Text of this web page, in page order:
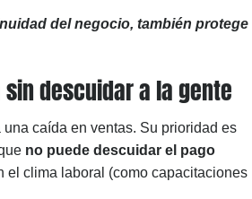
del negocio, también protege
descuidar a la gente
caída en ventas. Su prioridad es
no puede descuidar el pago
el clima laboral (como capacitaciones